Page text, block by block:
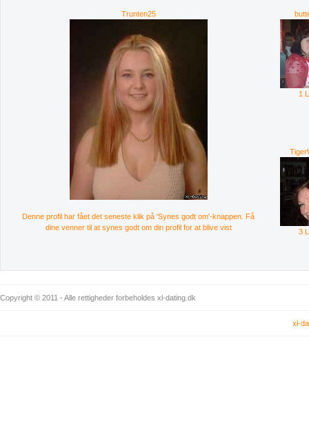
Trunten25
Denne profil har fået det seneste klik på 'Synes godt om'-knappen. Få
dine venner til at synes godt om din profil for at blive vist
1
3
Copyright © 2011 - Alle rettigheder forbeholdes xl-dating.dk
xl-